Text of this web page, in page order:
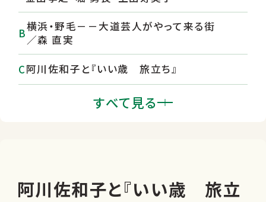
横浜・野毛－－大道芸人がやって来る街
／森 直実
阿川佐和子と『いい歳 旅立ち』
『小説 ザ・外資』／高杉 良 ほか
すべて見る
阿川佐和子と『いい歳 旅立